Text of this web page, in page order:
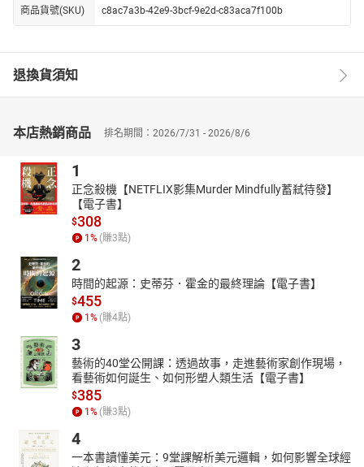
及重點理論與觀念使用圖表的方式呈現，讓讀者方便記憶清晰的歷
完全掌握歷屆題目的作答要領和命題趨勢。
格。各題均包含思考索引、解題架構、觀念延伸、類似考題、參考
本書獨有的編輯與分類，給予讀者最實用的寫作邏輯與重點歸納的
速成方法。是您獲得高分的最佳選擇！
商品貨號(SKU) c8ac7a3b-42e9-3bcf-9e2d-c83aca7f100b
退換貨須知
本店熱銷商品 排名期間：2026/7/31 - 2026/8/6
1
正念殺機【NETFLIX影集Murder Mindfully蓄弒待發】
【電子書】
$308
1 % (賺3點)
2
時間的起源：史蒂芬．霍金的最終理論【電子書】
$455
1 % (賺4點)
3
藝術的40堂公開課：透過故事，走進藝術家創作現場，
看藝術如何誕生、如何形塑人類生活【電子書】
$385
1 % (賺3點)
4
一本書讀懂美元：9堂課解析美元邏輯，如何影響全球經